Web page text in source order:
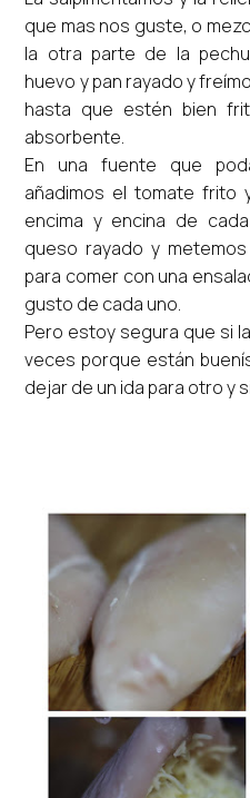
que mas nos guste, o
la otra parte de la
huevo y pan rayado y
hasta que estén bien
absorbente.
En una fuente que
añadimos el tomate frito
encima y encina de
queso rayado y
para comer con una
gusto de cada uno.
Pero estoy segura que si
veces porque están
dejar de un ida para otro y